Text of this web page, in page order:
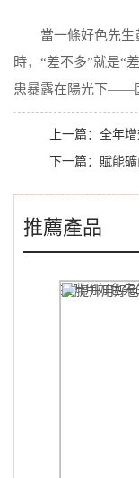
當一條好色先生
時，“差不多”就是“
患暴露在陽光下——
上一篇： 全年增
下一篇： 賦能礦山
推薦產品
提升用好色